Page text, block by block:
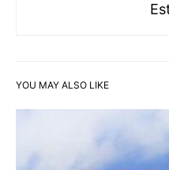
YOU MAY ALSO LIKE